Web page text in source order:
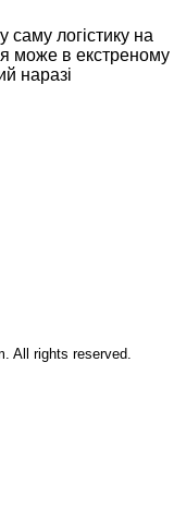
саму логістику на
може в екстреному
наразі
All rights reserved.